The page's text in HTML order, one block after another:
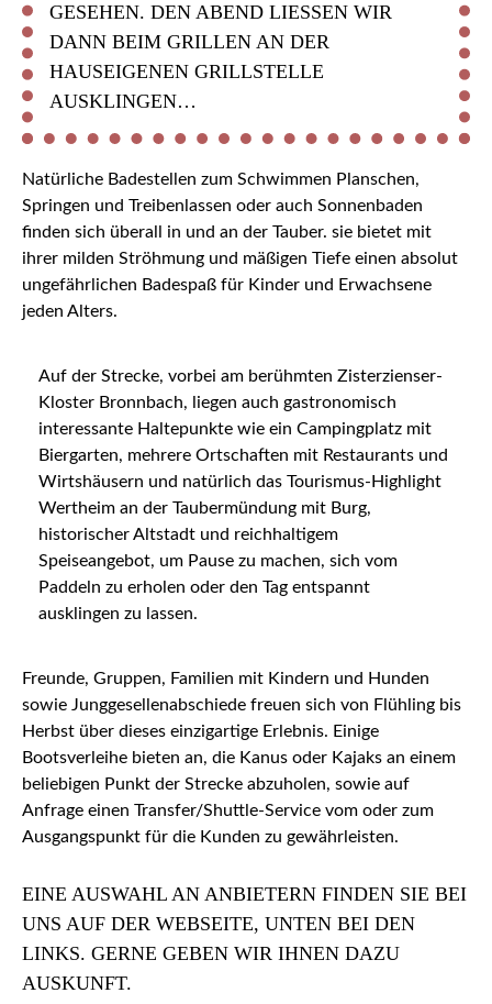
GESEHEN. DEN ABEND LIESSEN WIR D
ANN BEIM GRILLEN AN DER H
AUSEIGENEN GRILLSTELLE A
USKLINGEN…
Natürliche Badestellen zum Schwimmen Planschen,
Springen und Treibenlassen oder auch Sonnenbaden
finden sich überall in und an der Tauber. sie bietet mit
ihrer milden Ströhmung und mäßigen Tiefe einen absolut
ungefährlichen Badespaß für Kinder und Erwachsene
jeden Alters.
Auf der Strecke, vorbei am berühmten Zisterzienser-
Kloster Bronnbach, liegen auch gastronomisch
interessante Haltepunkte wie ein Campingplatz mit
Biergarten, mehrere Ortschaften mit Restaurants und
Wirtshäusern und natürlich das Tourismus-Highlight
Wertheim an der Taubermündung mit Burg,
historischer Altstadt und reichhaltigem
Speiseangebot, um Pause zu machen, sich vom
Paddeln zu erholen oder den Tag entspannt
ausklingen zu lassen.
Freunde, Gruppen, Familien mit Kindern und Hunden
sowie Junggesellenabschiede freuen sich von Flühling bis
Herbst über dieses einzigartige Erlebnis. Einige
Bootsverleihe bieten an, die Kanus oder Kajaks an einem
beliebigen Punkt der Strecke abzuholen, sowie auf
Anfrage einen Transfer/Shuttle-Service vom oder zum
Ausgangspunkt für die Kunden zu gewährleisten.
EINE AUSWAHL AN ANBIETERN FINDEN SIE BEI
UNS AUF DER WEBSEITE, UNTEN BEI DEN
LINKS. GERNE GEBEN WIR IHNEN DAZU
AUSKUNFT.